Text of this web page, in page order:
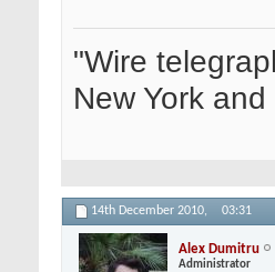
"Wire
New York
14th December 2010, 03:31
Alex Dumitru
Administrator